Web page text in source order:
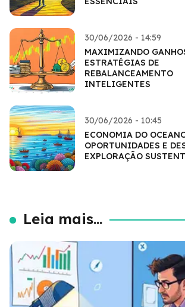
30/06/2026 - 14:59
MAXIMIZANDO
ESTRATÉGIAS DE
REBALANCEAMENTO
INTELIGENTES
30/06/2026 - 10:45
ECONOMIA DO
OPORTUNIDADES E
EXPLORAÇÃO
Leia mais...